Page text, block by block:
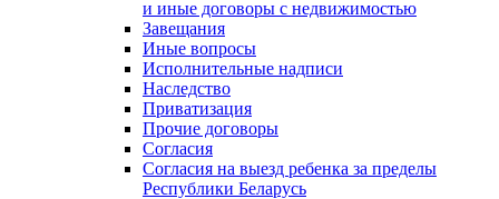
и иные договоры с недвижимостью
Завещания
Иные вопросы
Исполнительные надписи
Наследство
Приватизация
Прочие договоры
Согласия
Согласия на выезд ребенка за пределы
Республики Беларусь